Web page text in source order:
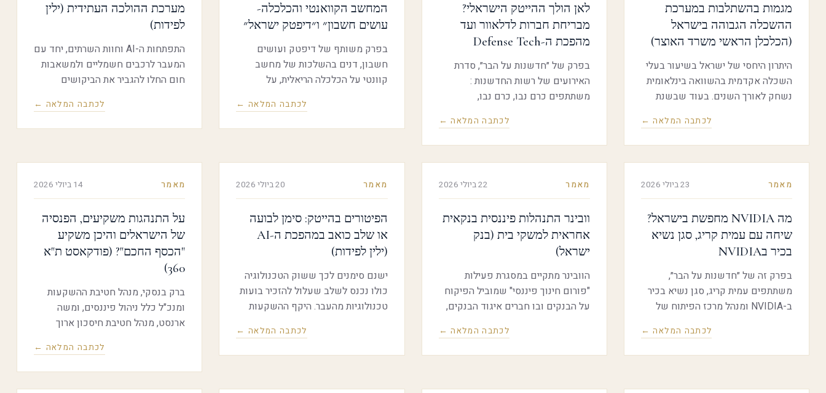
מגמות בהשתלבות במערכת
ההשכלה הגבוהה בישראל
(הכלכלן הראשי משרד האוצר)
היתרון היחסי של ישראל בשיעור בעלי
השכלה אקדמית בהשוואה בינלאומית
נשחק לאורך השנים. בעוד שבשנת
מבין מדינות ה-OECD, עם שיעור
אקדמאים של 41% בקרב בני 25–34,
מתחת לממוצע ה-OECD ובמקום
ה-20, עם שיעור של 47% בעלי
השכלה אקדמית
לכתבה המלאה ←
לאן הולך ההייטק הישראלי?
מבריחת חברות לדלאוור ועד
מהפכת ה-Defense Tech
בפרק של ״חדשנות על הבר״, סדרת
האירועים של רשות החדשנות :
משתתפים כרם נבו, כרם נבו,
ברשות החדשנות, עמית פילובסקי,
שותף מנהל Capital Key1, לשיחה
כלכלית, ביטחונית ופוליטית.
לכתבה המלאה ←
המחשב הקוואנטי והכלכלה-
עושים חשבון״ ו״דיפטק ישראל״
בפרק משותף של דיפטק ועושים
חשבון, דנים בהשלכות של מחשב
קוונטי על הכלכלה הריאלית, על
הרווחה, על אי השוויון ועל התפקיד של
המדינה וגם על הסיכונים.
לכתבה המלאה ←
מערכת ההולכה העתידית (ילין
לפידות)
התפתחות ה-AI וחוות השרתים, יחד עם
המעבר לרכבים חשמליים ולמשאבות
חום החלו להגביר את הביקושים
יש גם לשנע ולא רק לייצר מה מצבה
של מערכת ההולכה וכיצד היא הולכת
לכתבה המלאה ←
מאמר 23 ביולי 2026
מה NVIDIA מחפשת בישראל?
שיחה עם עמית קריג, סגן נשיא
בכיר בNVIDIA
בפרק זה של ״חדשנות על הבר״,
משתתפים עמית קריג, סגן נשיא בכיר
ב-NVIDIA ומנהל מרכז הפיתוח של
החדשנות, לשיחה מעמיקה על עתיד
ההייטק הישראלי בצל מהפכת הבינה
לכתבה המלאה ←
מאמר 22 ביולי 2026
וובינר התנהלות פיננסית בנקאית
אחראית למשקי בית (בנק
ישראל)
הוובינר מתקיים במסגרת פעילות
"פורום חינוך פיננסי" שמוביל הפיקוח
על הבנקים ובו חברים איגוד הבנקים,
הוובינר ועוסק בחשיבות ניהול תקציב
אחראי וביצוע מעקב אחר ההכנסות
לכתבה המלאה ←
מאמר 20 ביולי 2026
הפיטורים בהייטק: סימן לבועה
או שלב כואב במהפכת ה-AI
(ילין לפידות)
ישנם סימנים לכך ששוק הטכנולוגיה
כולו נכנס לשלב שעלול להזכיר בועות
טכנולוגיות מהעבר. היקף ההשקעות
רשתות חשמל ושבבים כבר עולה על
כל דמיון (הסכומים עשויים להגיע
לכתבה המלאה ←
מאמר 14 ביולי 2026
על התנהגות משקיעים, הפנסיה
של הישראלים והיכן משקיע
"הכסף החכם"? (פודקאסט ת"א
360)
ברק בנסקי, מנהל חטיבת ההשקעות
ומנכ"ל כלל ניהול פיננסים, ומשה
ארנסט, מנהל חטיבת חיסכון ארוך
מתארים את האתגרים המיוחדים של
מנהלי נכסים וחיסכון בשוק ההון
לכתבה המלאה ←